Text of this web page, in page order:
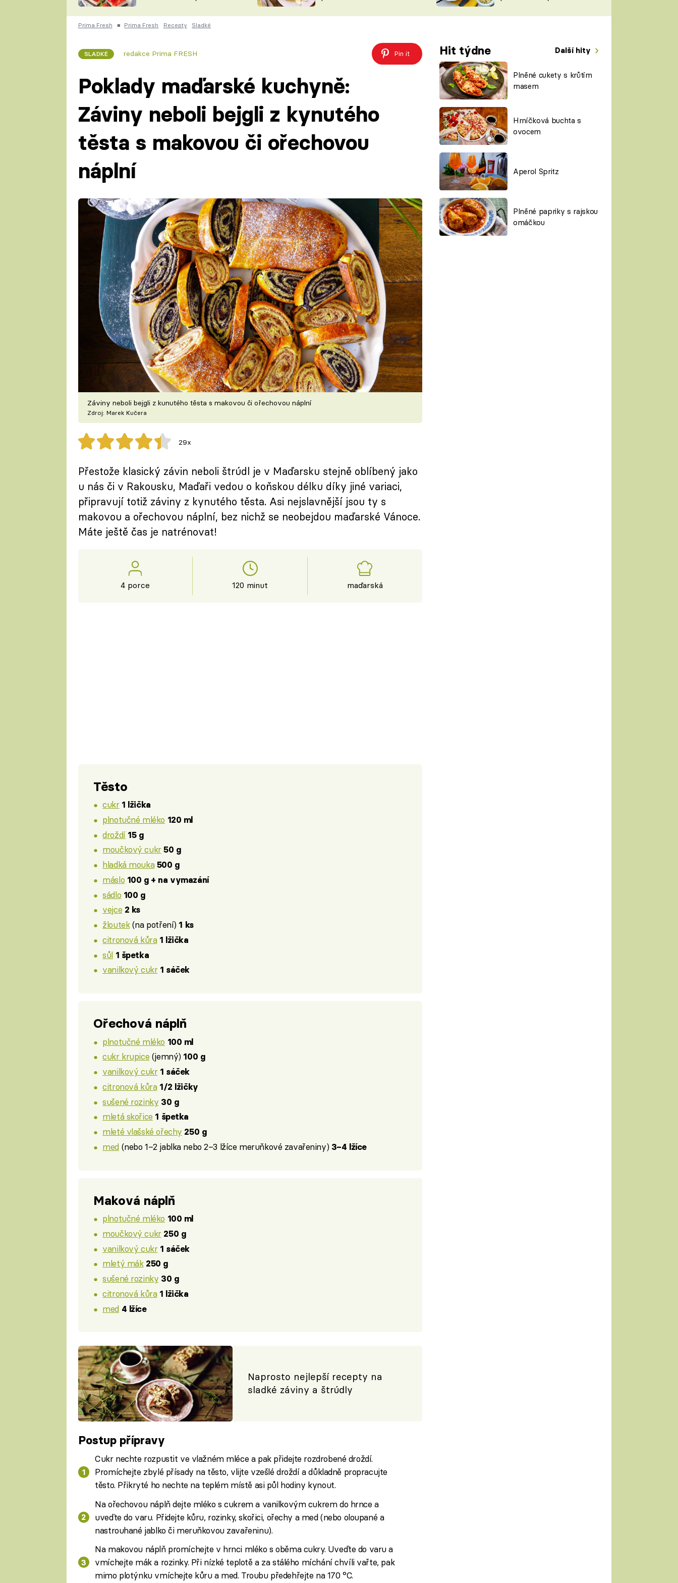
ČESKO NA TALÍŘI
KUCHAŘKA
VYCHYTÁVKY
ŠÉFREDAKTORKY
ČASOPIS
Prima Fresh ■ Prima Fresh Recepty Sladké
SLADKÉ redakce Prima FRESH Pin it Hit týdne Další hity
Plněné cukety s krůtím
masem
Hrníčková buchta s
ovocem
Aperol Spritz
Plněné papriky s rajskou
omáčkou
Poklady maďarské kuchyně:
Záviny neboli bejgli z kynutého
těsta s makovou či ořechovou
náplní
Záviny neboli bejgli z kunutého těsta s makovou či ořechovou náplní
Zdroj: Marek Kučera
29x
Přestože klasický závin neboli štrúdl je v Maďarsku stejně oblíbený jako
u nás či v Rakousku, Maďaři vedou o koňskou délku díky jiné variaci,
připravují totiž záviny z kynutého těsta. Asi nejslavnější jsou ty s
makovou a ořechovou náplní, bez nichž se neobejdou maďarské Vánoce.
Máte ještě čas je natrénovat!
4 porce 120 minut maďarská
Těsto
cukr 1 lžička
plnotučné mléko 120 ml
droždí 15 g
moučkový cukr 50 g
hladká mouka 500 g
máslo 100 g + na vymazání
sádlo 100 g
vejce 2 ks
žloutek(na potření) 1 ks
citronová kůra 1 lžička
sůl 1 špetka
vanilkový cukr 1 sáček
Ořechová náplň
plnotučné mléko 100 ml
cukr krupice (jemný) 100 g
vanilkový cukr 1 sáček
citronová kůra 1/2 lžičky
sušené rozinky 30 g
mletá skořice 1 špetka
mleté vlašské ořechy 250 g
med(nebo 1–2 jablka nebo 2–3 lžíce meruňkové zavařeniny) 3–4 lžíce
Maková náplň
plnotučné mléko 100 ml
moučkový cukr 250 g
vanilkový cukr 1 sáček
mletý mák 250 g
sušené rozinky 30 g
citronová kůra 1 lžička
med 4 lžíce
Naprosto nejlepší recepty na
sladké záviny a štrúdly
Postup přípravy
Cukr nechte rozpustit ve vlažném mléce a pak přidejte rozdrobené droždí.
Promíchejte zbylé přísady na těsto, vlijte vzešlé droždí a důkladně propracujte
těsto. Přikryté ho nechte na teplém místě asi půl hodiny kynout.
Na ořechovou náplň dejte mléko s cukrem a vanilkovým cukrem do hrnce a
uveďte do varu. Přidejte kůru, rozinky, skořici, ořechy a med (nebo oloupané a
nastrouhané jablko či meruňkovou zavařeninu).
Na makovou náplň promíchejte v hrnci mléko s oběma cukry. Uveďte do varu a
vmíchejte mák a rozinky. Při nízké teplotě a za stálého míchání chvíli vařte, pak
mimo plotýnku vmíchejte kůru a med. Troubu předehřejte na 170 °C.